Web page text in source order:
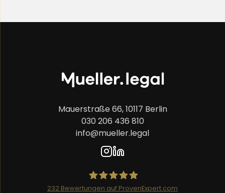
Mauerstraße 66, 10117 Berlin
030 206 436 810
info@mueller.legal
232 Bewertungen auf ProvenExpert.com